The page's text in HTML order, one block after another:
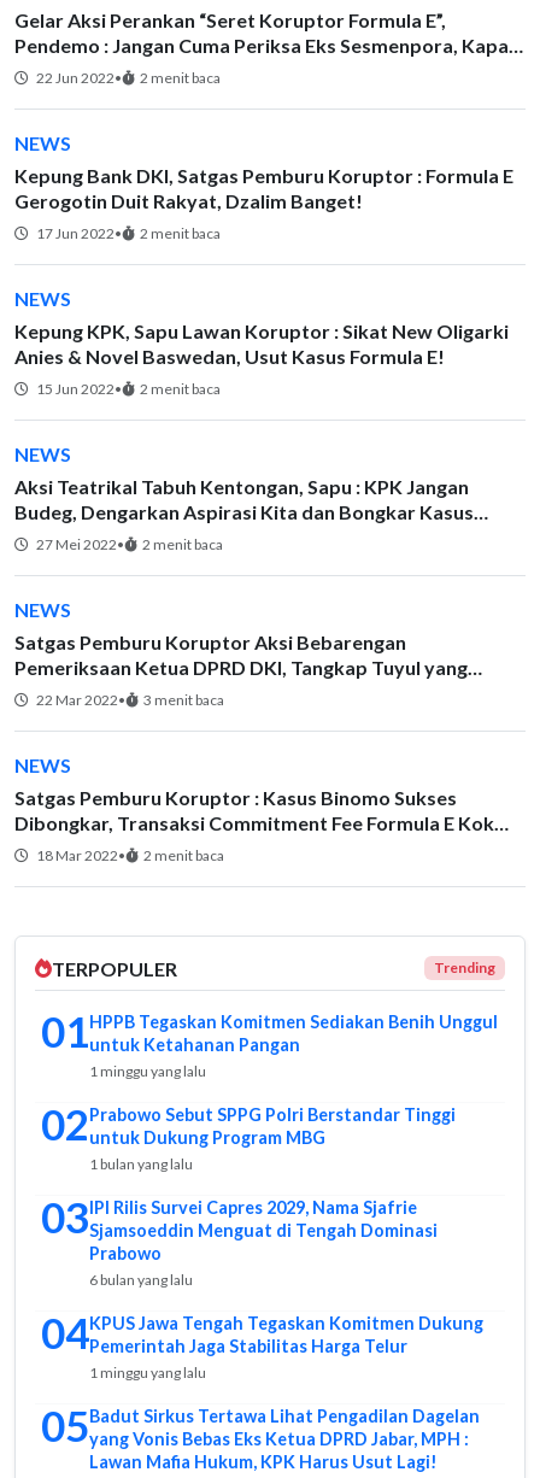
Gelar Aksi Perankan “Seret Koruptor Formula E”,
Pendemo : Jangan Cuma Periksa Eks Sesmenpora, Kapan
Giliran Anies Baswedan?
22 Jun 2022• 2 menit baca
NEWS
Kepung Bank DKI, Satgas Pemburu Koruptor : Formula E
Gerogotin Duit Rakyat, Dzalim Banget!
17 Jun 2022• 2 menit baca
NEWS
Kepung KPK, Sapu Lawan Koruptor : Sikat New Oligarki
Anies & Novel Baswedan, Usut Kasus Formula E!
15 Jun 2022• 2 menit baca
NEWS
Aksi Teatrikal Tabuh Kentongan, Sapu : KPK Jangan
Budeg, Dengarkan Aspirasi Kita dan Bongkar Kasus
Korupsi Formula E!
27 Mei 2022• 2 menit baca
NEWS
Satgas Pemburu Koruptor Aksi Bebarengan
Pemeriksaan Ketua DPRD DKI, Tangkap Tuyul yang
Garong Duit Rakyat di Formula E!
22 Mar 2022• 3 menit baca
NEWS
Satgas Pemburu Koruptor : Kasus Binomo Sukses
Dibongkar, Transaksi Commitment Fee Formula E Kok
KPK & BPK Gak Kasih Kabar?
18 Mar 2022• 2 menit baca
TERPOPULER Trending
01HPPB Tegaskan Komitmen Sediakan Benih Unggul
untuk Ketahanan Pangan
1 minggu yang lalu
02Prabowo Sebut SPPG Polri Berstandar Tinggi
untuk Dukung Program MBG
1 bulan yang lalu
03IPI Rilis Survei Capres 2029, Nama Sjafrie
Sjamsoeddin Menguat di Tengah Dominasi
Prabowo
6 bulan yang lalu
04KPUS Jawa Tengah Tegaskan Komitmen Dukung
Pemerintah Jaga Stabilitas Harga Telur
1 minggu yang lalu
05Badut Sirkus Tertawa Lihat Pengadilan Dagelan
yang Vonis Bebas Eks Ketua DPRD Jabar, MPH :
Lawan Mafia Hukum, KPK Harus Usut Lagi!